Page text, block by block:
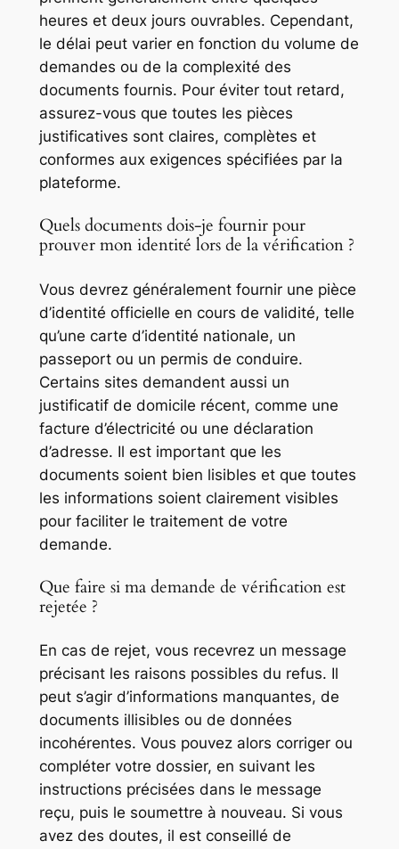
heures et deux jours ouvrables. Cependant,
le délai peut varier en fonction du volume de
demandes ou de la complexité des
documents fournis. Pour éviter tout retard,
assurez-vous que toutes les pièces
justificatives sont claires, complètes et
conformes aux exigences spécifiées par la
plateforme.
Quels documents dois-je fournir pour
prouver mon identité lors de la vérification ?
Vous devrez généralement fournir une pièce
d’identité officielle en cours de validité, telle
qu’une carte d’identité nationale, un
passeport ou un permis de conduire.
Certains sites demandent aussi un
justificatif de domicile récent, comme une
facture d’électricité ou une déclaration
d’adresse. Il est important que les
documents soient bien lisibles et que toutes
les informations soient clairement visibles
pour faciliter le traitement de votre
demande.
Que faire si ma demande de vérification est
rejetée ?
En cas de rejet, vous recevrez un message
précisant les raisons possibles du refus. Il
peut s’agir d’informations manquantes, de
documents illisibles ou de données
incohérentes. Vous pouvez alors corriger ou
compléter votre dossier, en suivant les
instructions précisées dans le message
reçu, puis le soumettre à nouveau. Si vous
avez des doutes, il est conseillé de